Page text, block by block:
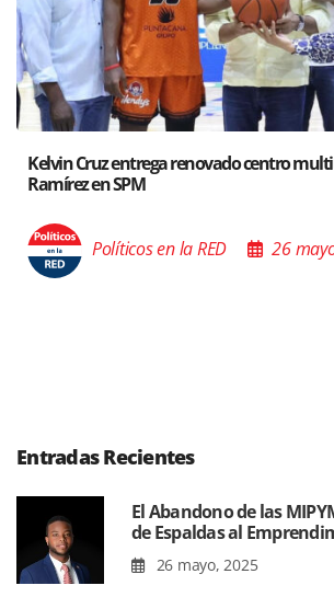
Santiago acoge exposición del
Poder de las Buenas Palabras”
Políticos en la RED
Entradas Recientes
El Abandono de las
de Espaldas al
26 mayo, 2025